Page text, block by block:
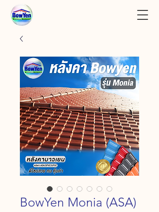
BowYen Monia (ASA)